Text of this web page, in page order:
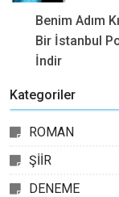
Benim Adım
Bir İstanbul
İndir
Kategoriler
ROMAN
ŞİİR
DENEME